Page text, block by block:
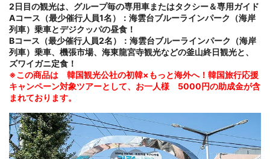
2日目の観光は、グループ毎の専用車またはタクシー＆専用ガイド
Aコース（最少催行人員1名）：海雲台ブルーラインパーク（海岸
列車）乗車とデジクッパの昼食！
Bコース（最少催行人員2名）：海雲台ブルーラインパーク（海岸
列車）乗車、機張市場、海東龍宮寺観光などの釜山終日観光と、
ズワイガニ定食！
※この商品は 韓国観光公社の初韓×もっと海外へ！韓国旅行応援
キャンペーン対象ツアーとして、お一人様 5000円の助成金が含
まれております。